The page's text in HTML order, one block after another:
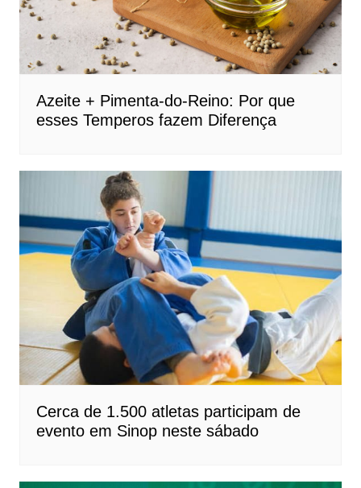
Azeite + Pimenta-do-Reino: Por que
esses Temperos fazem Diferença
Cerca de 1.500 atletas participam de
evento em Sinop neste sábado